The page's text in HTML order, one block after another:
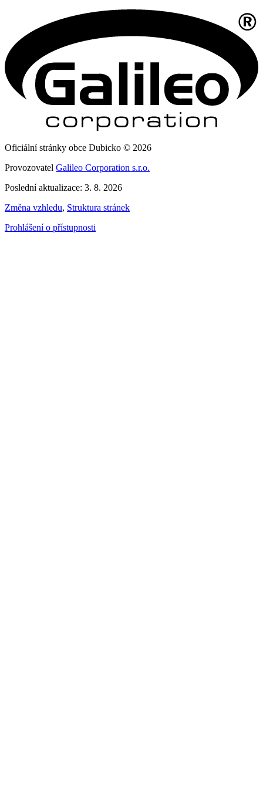
Oficiální stránky obce Dubicko © 2026
Provozovatel Galileo Corporation s.r.o.
Poslední aktualizace: 3. 8. 2026
Změna vzhledu, Struktura stránek
Prohlášení o přístupnosti